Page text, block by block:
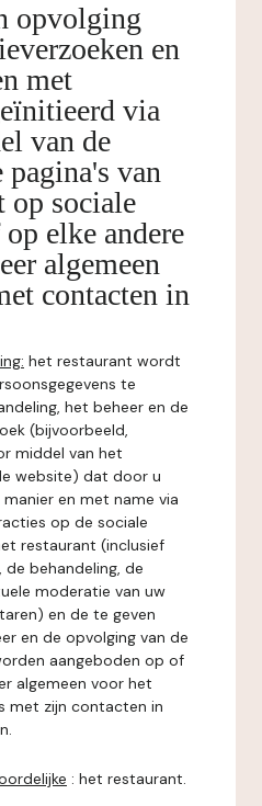
opvolging
en
met
via
van de
van
op sociale
elke andere
algemeen
contacten in
het restaurant wordt
te
het beheer en de
(bijvoorbeeld,
middel van het
website) dat door u
en met name via
op de sociale
restaurant (inclusief
behandeling, de
moderatie van uw
en de te geven
en de opvolging van de
aangeboden op of
algemeen voor het
met zijn contacten in
: het restaurant.